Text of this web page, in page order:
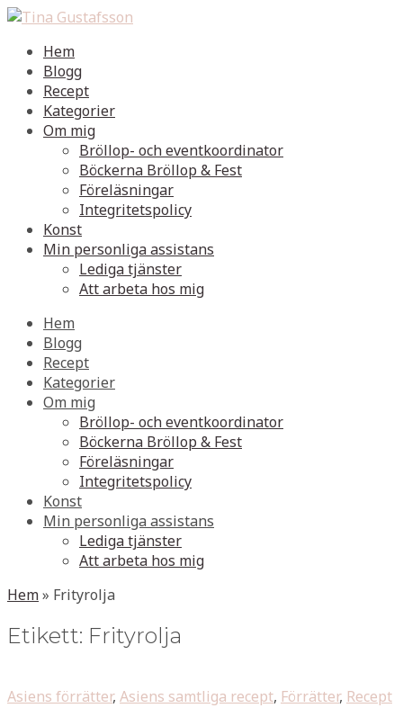
Hem
Blogg
Recept
Kategorier
Om mig
Bröllop- och eventkoordinator
Böckerna Bröllop & Fest
Föreläsningar
Integritetspolicy
Konst
Min personliga assistans
Lediga tjänster
Att arbeta hos mig
Hem
Blogg
Recept
Kategorier
Om mig
Bröllop- och eventkoordinator
Böckerna Bröllop & Fest
Föreläsningar
Integritetspolicy
Konst
Min personliga assistans
Lediga tjänster
Att arbeta hos mig
Hem» Frityrolja
Etikett: Frityrolja
Asiens förrätter, Asiens samtliga recept, Förrätter, Recept